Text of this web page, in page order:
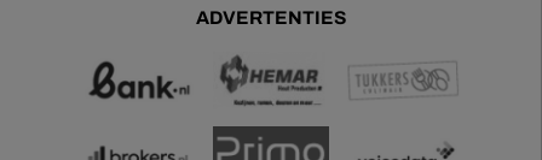
ADVERTENTIES